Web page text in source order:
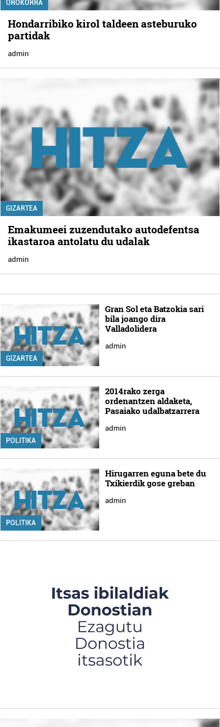
OROKORRA
Hondarribiko kirol taldeen asteburuko
partidak
admin
GIZARTEA
Emakumeei zuzendutako autodefentsa
ikastaroa antolatu du udalak
admin
GIZARTEA
Gran Sol eta Batzokia sari
bila joango dira
Valladolidera
admin
POLITIKA
2014rako zerga
ordenantzen aldaketa,
Pasaiako udalbatzarrera
admin
POLITIKA
Hirugarren eguna bete du
Txikierdik gose greban
admin